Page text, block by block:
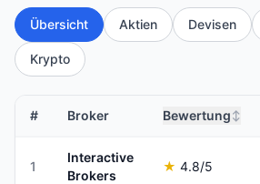
Übersicht Aktien Devisen
Krypto
# Broker Bewertung ↕
1
Interactive
Brokers
★ 4.8/5